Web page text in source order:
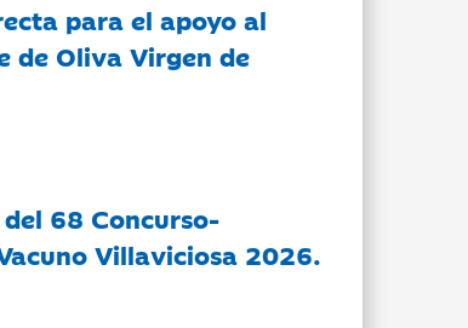
para el apoyo al
de Oliva Virgen de
68 Concurso-
Villaviciosa 2026.